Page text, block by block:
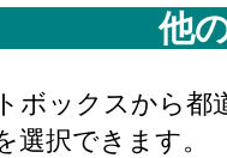
他
ボックスから都
選択できます。